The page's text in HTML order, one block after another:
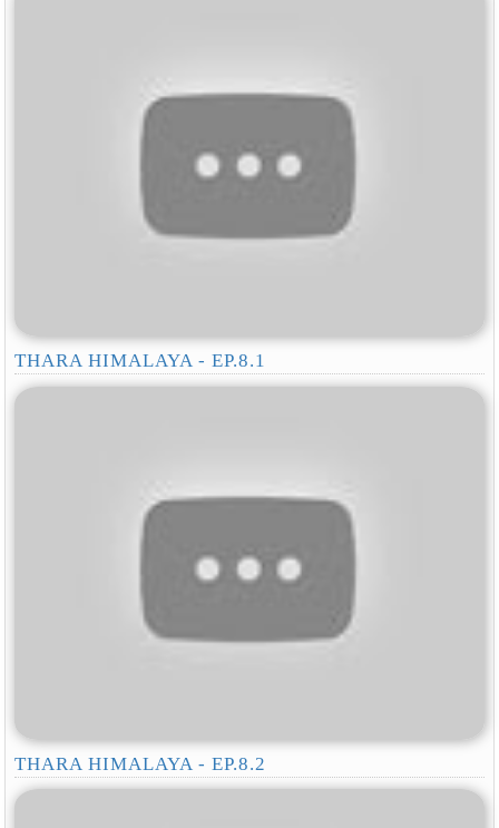
THARA HIMALAYA - EP.8.1
THARA HIMALAYA - EP.8.2